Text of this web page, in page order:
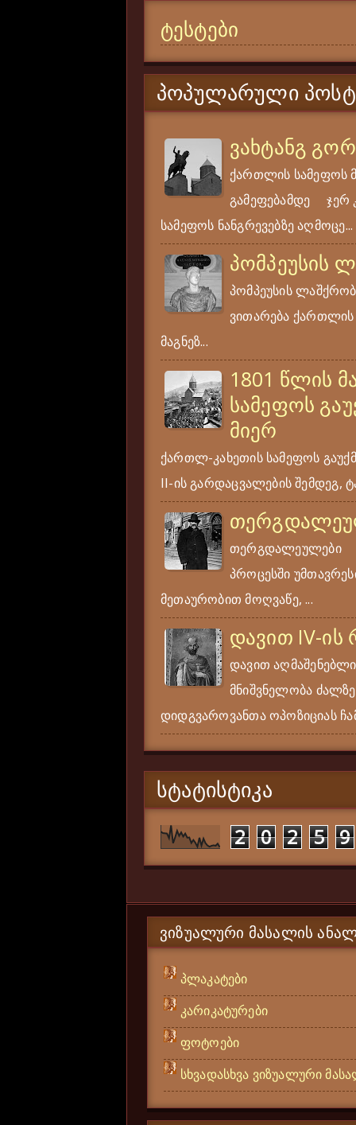
ტესტები
ᲞᲝᲞᲣᲚᲐᲠᲣᲚᲘ
ვახტანგ
ქართლის სამეფოს
გამეფებამდე ჯერ
სამეფოს ნანგრევებზე აღმოცე...
პომპეუსის
პომპეუსის
ვითარება ქართლის
მაგნეზ...
1801 წლის
სამეფოს
მიერ
ქართლ-კახეთის სამეფოს
II-ის გარდაცვალების შემდეგ,
თერგდალეულები
პროცესში
მეთაურობით მოღვაწე, ...
დავით IV-
დავით
მნიშვნელობა
დიდგვაროვანთა ოპოზიციას
ᲡᲢᲐᲢᲘᲡᲢᲘᲙᲐ
2 0 2 5 9
ᲕᲘᲖᲣᲐᲚᲣᲠᲘ ᲛᲐᲡᲐᲚᲘᲡ
პლაკატები
კარიკატურები
ფოტოები
სხვადასხვა ვიზუალური